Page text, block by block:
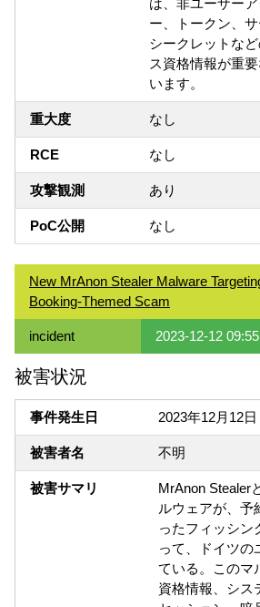
は、非ユーザー
ー、トークン、サ
シークレットな
ス資格情報が重
います。
重大度 なし
RCE なし
攻撃観測 あり
PoC公開 なし
New MrAnon Stealer Malware
Booking-Themed Scam
incident 2023-12-12
被害状況
事件発生日 2023年12月12日
被害者名 不明
被害サマリ
MrAnon Stealer
ルウェアが、予
ったフィッシン
って、ドイツの
ている。このマ
資格情報、シス